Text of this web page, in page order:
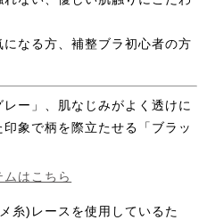
なる方、補整ブラ初心者の方
ー」、肌なじみがよく透けに
象で柄を際立たせる「ブラッ
はこちら
糸)レースを使用しているた